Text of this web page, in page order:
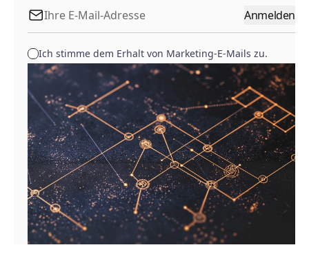
Anmelden
Ich stimme dem Erhalt von Marketing-E-Mails zu.